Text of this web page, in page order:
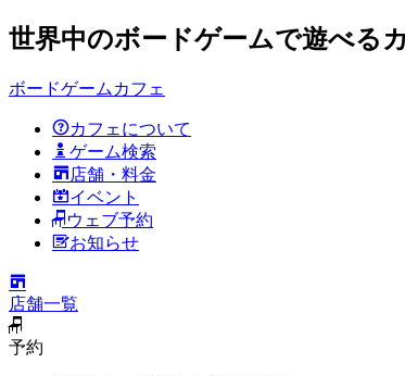
世界中のボードゲームで遊べる
ボードゲームカフェ
カフェについて
ゲーム検索
店舗・料金
イベント
ウェブ予約
お知らせ
店舗一覧
予約